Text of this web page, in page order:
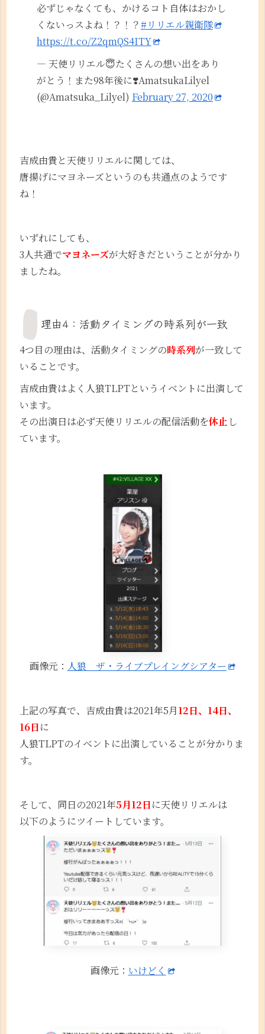
必ずじゃなくても、かけるコト自体はおかし
くないっスよね！？！？ #リリエル親衛隊
https://t.co/Z2qmQS4ITY
— 天使リリエル😇たくさんの想い出をあり
がとう！また98年後に❣️AmatsukaLilyel
(@Amatsuka_Lilyel) February 27, 2020
吉成由貴と天使リリエルに関しては、
唐揚げにマヨネーズというのも共通点のようです
ね！
いずれにしても、
3人共通でマヨネーズが大好きだということが分かり
ましたね。
理由4：活動タイミングの時系列が一致
4つ目の理由は、活動タイミングの時系列が一致して
いることです。
吉成由貴はよく人狼TLPTというイベントに出演して
います。
その出演日は必ず天使リリエルの配信活動を休止 し
ています。
画像元： 人狼 ザ・ライブプレイングシアター
上記の写真で、吉成由貴は2021年5月12日、14日、
16日に
人狼TLPTのイベントに出演していることが分かりま
す。
そして、同日の2021年5月12日に天使リリエルは
以下のようにツイートしています。
画像元： いけどく